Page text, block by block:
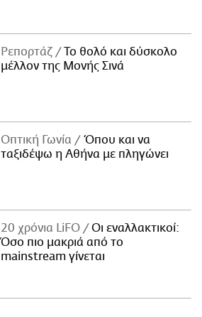
Ρεπορτάζ
Το θολό και δύσκολο
μέλλον της Μονής Σινά
Οπτική Γωνία
Όπου και να
ταξιδέψω η Αθήνα με πληγώνει
20 χρόνια LiFO
Οι εναλλακτικοί:
Όσο πιο μακριά από το
mainstream γίνεται